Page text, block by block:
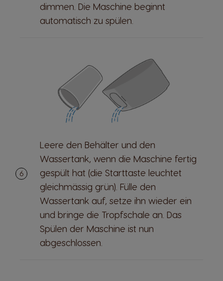
dimmen. Die Maschine beginnt
automatisch zu spülen.
Leere den Behälter und den
Wassertank, wenn die Maschine fertig
gespült hat (die Starttaste leuchtet
gleichmässig grün). Fülle den
Wassertank auf, setze ihn wieder ein
und bringe die Tropfschale an. Das
Spülen der Maschine ist nun
abgeschlossen.